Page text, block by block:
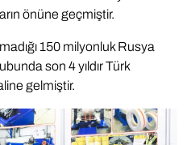
önüne geçmiştir.
150 milyonluk Rusya
son 4 yıldır Türk
gelmiştir.